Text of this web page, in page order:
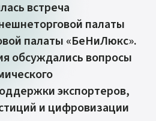
встреча
палаты
палаты «БеНиЛюкс».
обсуждались вопросы
экспортеров,
и цифровизации